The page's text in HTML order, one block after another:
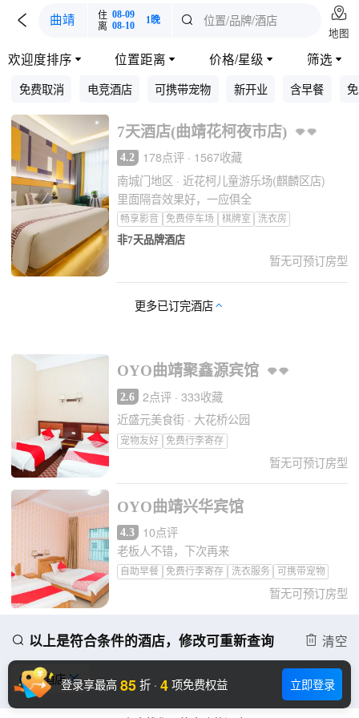
 曲靖 住 08-09
离 08-10 1晚  位置/品牌/酒店 
地图
欢迎度排序  位置距离  价格/星级  筛选 
免费取消 电竞酒店 可携带宠物 新开业 含早餐
7天酒店(曲靖花柯夜市店)
4.2
178点评 · 1567收藏
南城门地区 · 近花柯儿童游乐场(麒麟区店)
里面隔音效果好，一应俱全
畅享影音 免费停车场 棋牌室 洗衣房
非7天品牌酒店
暂无可预订房型
更多已订完酒店 
OYO曲靖聚鑫源宾馆
2.6
2点评 · 333收藏
近盛元美食街 · 大花桥公园
宠物友好 免费行李寄存
暂无可预订房型
OYO曲靖兴华宾馆
4.3 10点评
老板人不错，下次再来
自助早餐 免费行李寄存 洗衣服务 可携带宠物
暂无可预订房型
 以上是符合条件的酒店，修改可重新查询  清空
OYO酒店󱋣
登录享最高 85 折 · 4 项免费权益 立即登录